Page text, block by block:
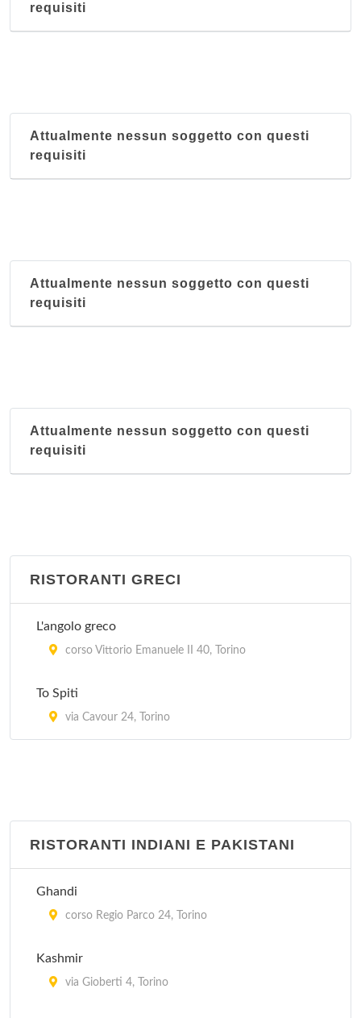
requisiti
Attualmente nessun soggetto con questi
requisiti
Attualmente nessun soggetto con questi
requisiti
Attualmente nessun soggetto con questi
requisiti
RISTORANTI GRECI
L'angolo greco
corso Vittorio Emanuele II 40, Torino
To Spiti
via Cavour 24, Torino
RISTORANTI INDIANI E PAKISTANI
Ghandi
corso Regio Parco 24, Torino
Kashmir
via Gioberti 4, Torino